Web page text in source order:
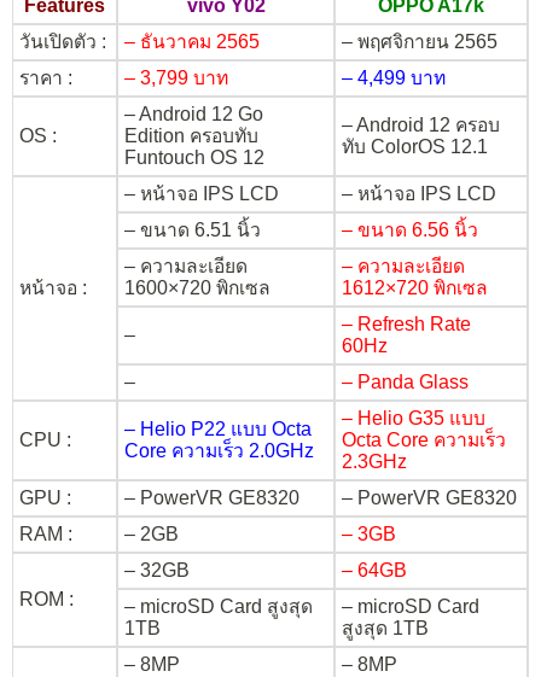
Features vivo Y02
OPPO A17k
วันเปิดตัว :
– ธันวาคม 2565
– พฤศจิกายน 2565
ราคา :
– 3,799 บาท – 4,499 บาท
OS :
– Android 12 Go
Edition ครอบทับ
Funtouch OS 12
– Android 12 ครอบ
ทับ ColorOS 12.1
หน้าจอ :
– หน้าจอ IPS LCD
– หน้าจอ IPS LCD
– ขนาด 6.51 นิ้ว
– ขนาด 6.56 นิ้ว
– ความละเอียด
1600×720 พิกเซล
– ความละเอียด
1612×720 พิกเซล
–
– Refresh Rate
60Hz
–
– Panda Glass
CPU :
– Helio P22 แบบ Octa
Core ความเร็ว 2.0GHz
– Helio G35 แบบ
Octa Core ความเร็ว
2.3GHz
GPU :
– PowerVR GE8320
– PowerVR GE8320
RAM :
– 2GB – 3GB
ROM :
– 32GB
– 64GB
– microSD Card สูงสุด
1TB
– microSD Card
สูงสุด 1TB
– 8MP
– 8MP